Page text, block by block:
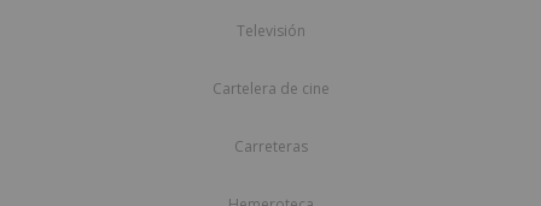
Televisión
Cartelera de cine
Carreteras